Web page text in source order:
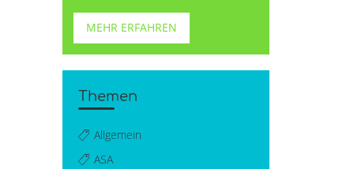
MEHR ERFAHREN
Themen
Allgemein
ASA